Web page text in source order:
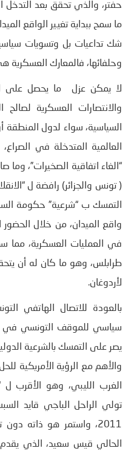
حفتر، والذي تحقق بعد
ما سمح ببداية تغيير الواقع
شك تداعيات بل وتسويات
وحلفائها، فالمعارك العسكرية
لا يمكن عزل ما يحصل على
والانتصارات العسكرية
السياسية، سواء لدول المنطقة
العالمية المتدخلة في
“الغاء اتفاقية الصخيرات”،
( تونس والجزائر) رافضة ل
التمسك ب “شرعية” حكومة
واقع الميدان، من خلال
في العمليات العسكرية، مما
طرابلس، وهو ما كان له أن
لأردوغان.
بالعودة للاتصال الهاتفي
سياسي للموقف التونسي في
يصر على التمسك بالشرعية
والأهم مع الرؤية الأمريكية
الغرب الليبي، وهو الأقرب ل
تولي الراحل الباجي قايد
2011، واستمر هو ذاته
الحالي قيس سعيد، الذي